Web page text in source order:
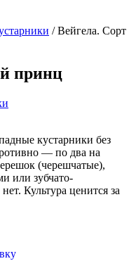
/ Вейгела. Сорт
принц
кустарники без
— по два на
(черешчатые),
или зубчато-
Культура ценится за